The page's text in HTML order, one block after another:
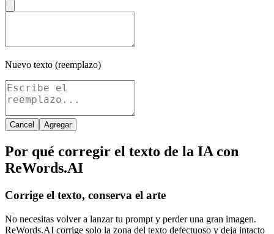
Nuevo texto (reemplazo)
Cancel Agregar
Por qué corregir el texto de la IA con
ReWords.AI
Corrige el texto, conserva el arte
No necesitas volver a lanzar tu prompt y perder una gran imagen.
ReWords.AI corrige solo la zona del texto defectuoso y deja intacto